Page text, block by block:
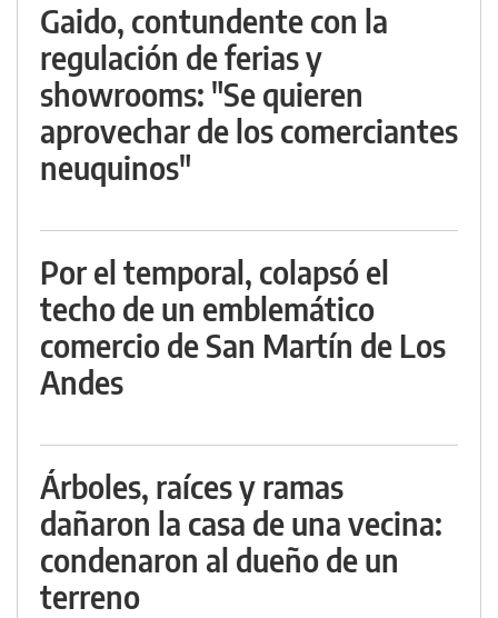
Gaido, contundente con la
regulación de ferias y
showrooms: "Se quieren
aprovechar de los comerciantes
neuquinos"
Por el temporal, colapsó el
techo de un emblemático
comercio de San Martín de Los
Andes
Árboles, raíces y ramas
dañaron la casa de una vecina:
condenaron al dueño de un
terreno